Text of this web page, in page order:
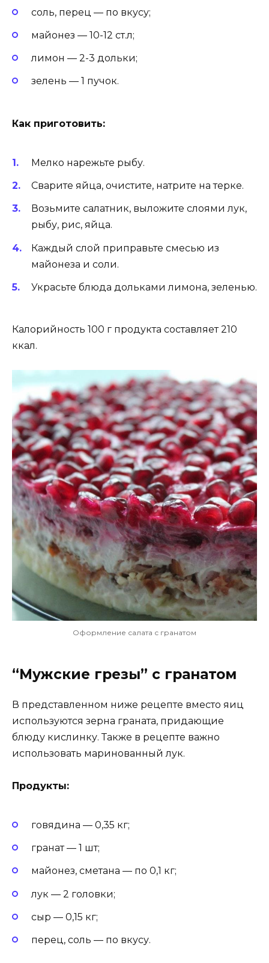
соль, перец — по вкусу;
майонез — 10-12 ст.л;
лимон — 2-3 дольки;
зелень — 1 пучок.
Как приготовить:
Мелко нарежьте рыбу.
Сварите яйца, очистите, натрите на терке.
Возьмите салатник, выложите слоями лук,
рыбу, рис, яйца.
Каждый слой приправьте смесью из
майонеза и соли.
Украсьте блюда дольками лимона, зеленью.
Калорийность 100 г продукта составляет 210
ккал.
Оформление салата с гранатом
“Мужские грезы” с гранатом
В представленном ниже рецепте вместо яиц
используются зерна граната, придающие
блюду кислинку. Также в рецепте важно
использовать маринованный лук.
Продукты:
говядина — 0,35 кг;
гранат — 1 шт;
майонез, сметана — по 0,1 кг;
лук — 2 головки;
сыр — 0,15 кг;
перец, соль — по вкусу.